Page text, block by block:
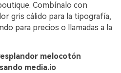
Combínalo con
gris cálido para la tipografía,
para precios o llamadas a la
melocotón
media.io